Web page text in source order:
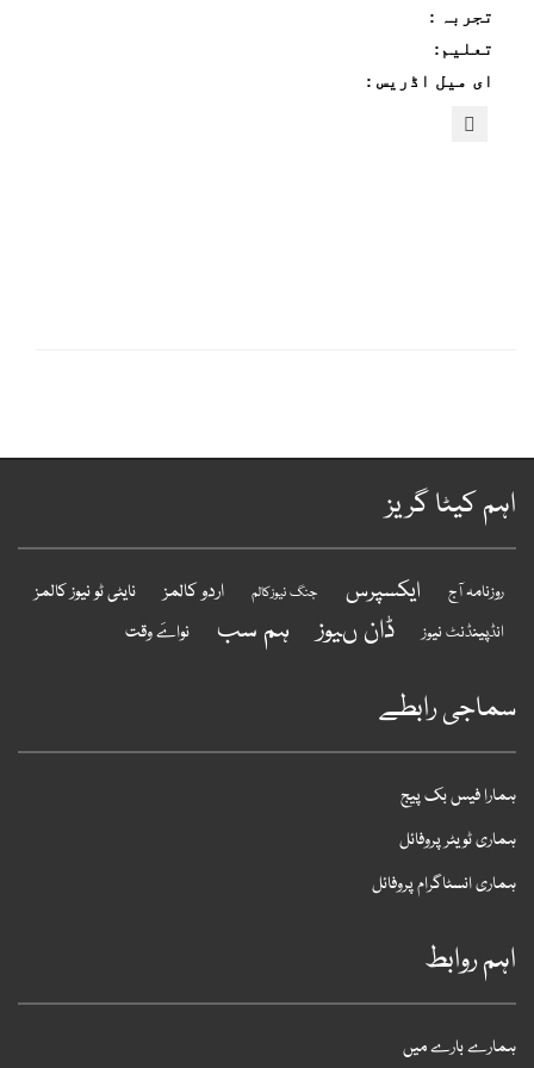
تجربہ :
تعلیم:
ای میل اڈریس :
کیٹا گریز
روزنامہ آج ایکسپرس جنگ نیوزکالم اردو کالمز نایٹی ٹو نیوز کالمز
انڈپینڈنٹ نیوز ڈان ںیوز ہم سب نواےَ وقت
رابطے
فیس بک پیج
ٹویٹر پروفائل
انسٹاگرام پروفائل
روابط
بارے میں